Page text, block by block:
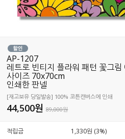
AP-1207
레트로 빈티지 플라워 패턴 꽃그
사이즈 70x70cm
인쇄한 판넬
[재고보유 당일발송] 100% 코튼캔버스에 인쇄
44,500원89,000원
적립금
1,330원 (3%)